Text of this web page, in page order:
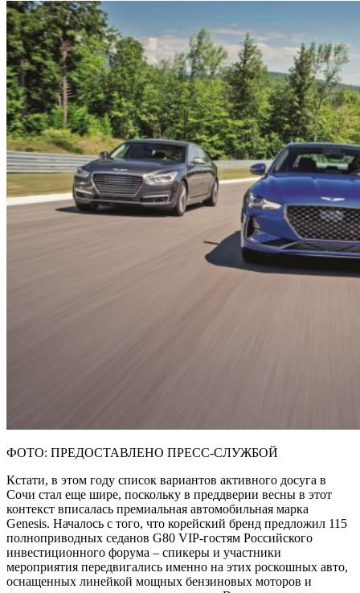
ФОТО: ПРЕДОСТАВЛЕНО ПРЕСС-СЛУЖБОЙ
Кстати, в этом году список вариантов активного досуга в
Сочи стал еще шире, поскольку в преддверии весны в этот
контекст вписалась премиальная автомобильная марка
Genesis. Началось с того, что корейский бренд предложил 115
полноприводных седанов G80 VIP-гостям Российского
инвестиционного форума – спикеры и участники
мероприятия передвигались именно на этих роскошных авто,
оснащенных линейкой мощных бензиновых моторов и